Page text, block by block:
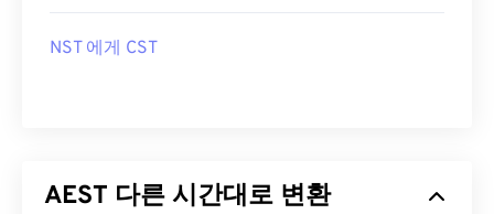
NST 에게 CST
AEST 다른 시간대로 변환